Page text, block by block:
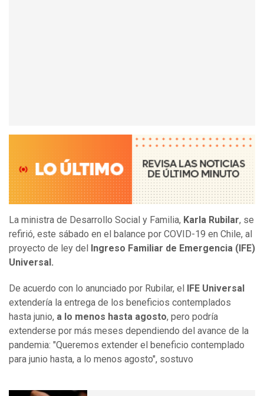
La ministra de Desarrollo Social y Familia, Karla Rubilar, se
refirió, este sábado en el balance por COVID-19 en Chile, al
proyecto de ley del
Ingreso Familiar de Emergencia (IFE)
Universal.
De acuerdo con lo anunciado por Rubilar, el
IFE Universal
extendería la entrega de los beneficios contemplados
hasta junio, a lo menos hasta agosto, pero podría
extenderse por más meses dependiendo del avance de la
pandemia: "Queremos extender el beneficio contemplado
para junio hasta, a lo menos agosto", sostuvo